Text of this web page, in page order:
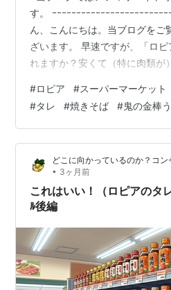
す。 ｰｰｰｰｰｰｰｰｰｰｰｰｰｰｰｰｰｰｰｰｰｰｰ
ん、こんにちは。当ブログをご
ざいます。 早速ですが、「ロ
れますか？安くて（特に肉類が
て、連日ロピアの商品などにつ
きましたが、やはり最後もリニ
と。。。 てなことで、挙げさ
＊＊ 目次 ＊＊＊ ■ はじめに
ログ ○ なので ○ ここからが
#ロピア #スーパーマーケット
#タレ #焼きそば #鬼の金棒
どこに向かっているのか？コ
• 3ヶ月前
これはいい！（ロピアのタ
ﾙ後編